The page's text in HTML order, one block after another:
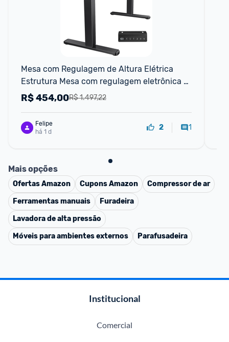
Mesa com Regulagem de Altura Elétrica
Estrutura Mesa com regulagem eletrônica e
memória 72-120cm
R$ 1.497,22
R$454,00
Felipe
há 1 d
2 1
Mais opções
OfertasAmazon CuponsAmazon
Compressor de ar
Ferramentas manuais
Furadeira
Lavadora de alta pressão
Móveis para ambientes externos
Parafusadeira
Institucional
Comercial